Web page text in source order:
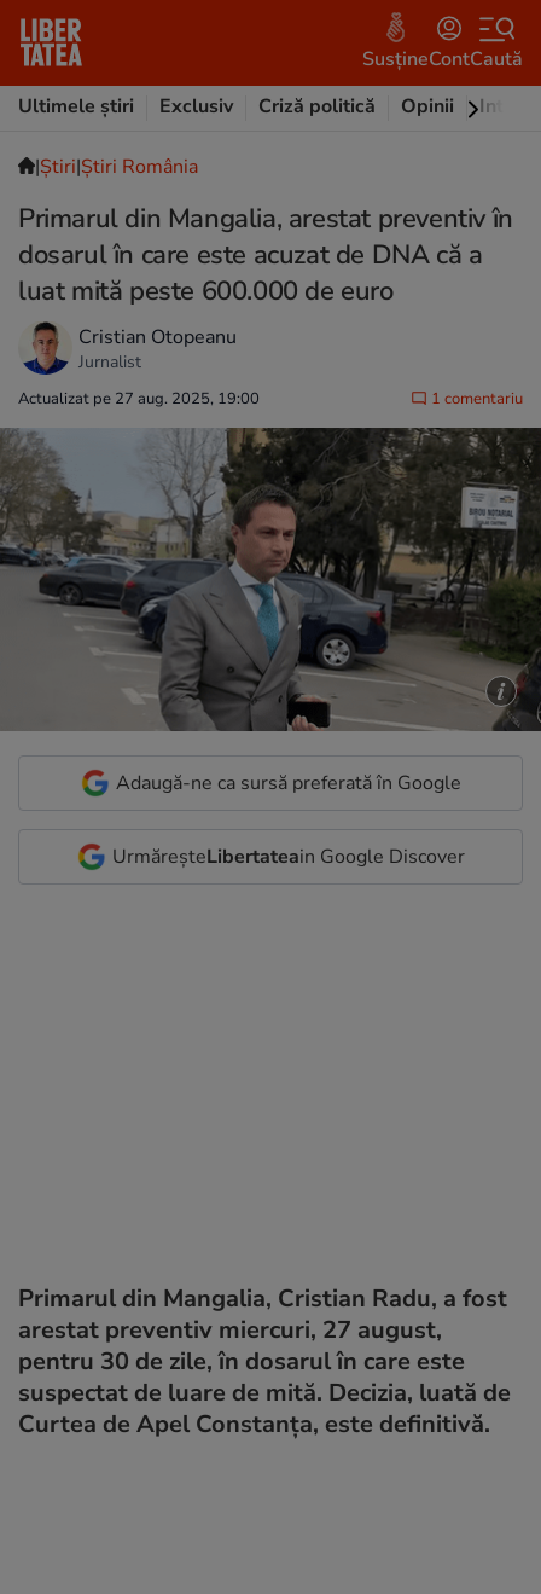
SusțineContCaută
Ultimele știri
Exclusiv Criză politică Opinii
|Ştiri|Știri România
Primarul din Mangalia, arestat preventiv în
dosarul în care este acuzat de DNA că a
luat mită peste 600.000 de euro
Cristian Otopeanu
Jurnalist
Actualizat pe 27 aug. 2025, 19:00 1 comentariu
Adaugă-ne ca sursă preferată în Google
UrmăreșteLibertateain Google Discover
Primarul din Mangalia, Cristian Radu, a fost
arestat preventiv miercuri, 27 august,
pentru 30 de zile, în dosarul în care este
suspectat de luare de mită. Decizia, luată de
Curtea de Apel Constanţa, este definitivă.